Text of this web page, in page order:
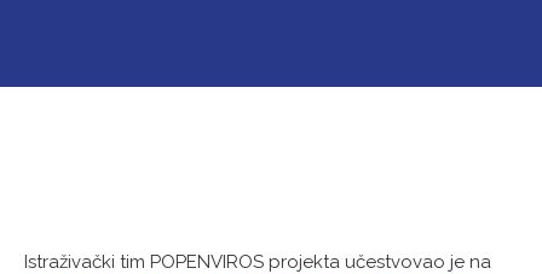
Istraživački tim POPENVIROS projekta učestvovao je na